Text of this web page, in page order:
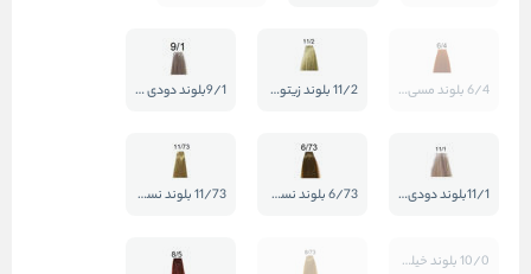
6/4 بلوند مسی تیره 11/2 بلوند زیتونی خیلی روشن 9/1بلوند دودی خیلی روشن
11/1بلوند دودی پلاتینه روشن 6/73 بلوند نسکافه ای تیره 11/73 بلوند نسکافه ی خیلی روشن
10/0 بلوند خیلی روشن